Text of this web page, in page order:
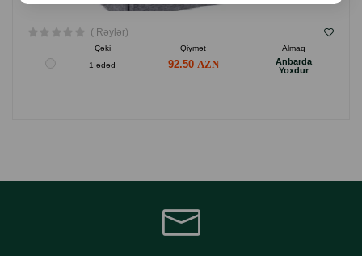
( Rəylər)
Çəki Qiymət
Almaq
1 ədəd
92.50
Anbarda
Yoxdur